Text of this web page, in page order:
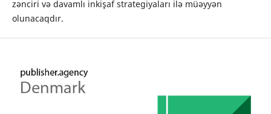
zənciri və davamlı inkişaf strategiyaları ilə müəyyən
olunacaqdır.